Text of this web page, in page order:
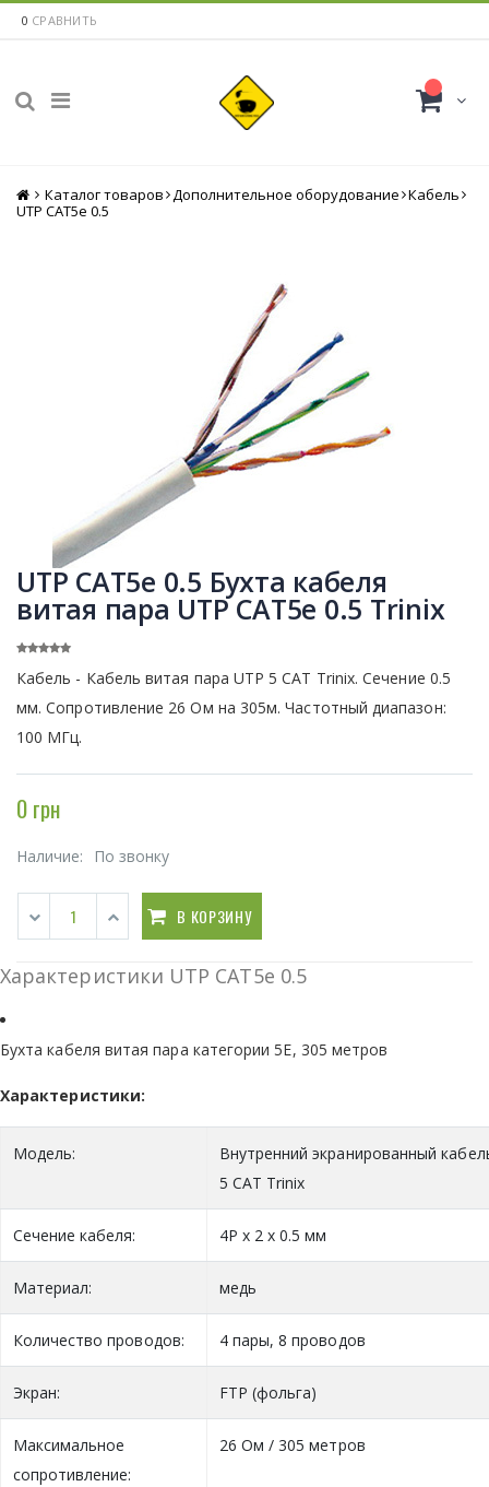
0 СРАВНИТЬ
Главная
Каталог товаров Дополнительное оборудование Кабель
UTP CAT5e 0.5
UTP CAT5e 0.5 Бухта кабеля
витая пара UTP CAT5e 0.5 Trinix
Кабель - Кабель витая пара UTP 5 CAT Trinix. Cечение 0.5
мм. Сопротивление 26 Ом на 305м. Частотный диапазон:
100 МГц.
0 грн
Наличие: По звонку
В КОРЗИНУ
Характеристики UTP CAT5e 0.5
Бухта кабеля витая пара категории 5E, 305 метров
Характеристики:
Модель:
Внутренний экранированный
5 CAT Trinix
Сечение кабеля: 4Р х 2 х 0.5 мм
Материал: медь
Количество проводов: 4 пары, 8 проводов
Экран: FTP (фольга)
Максимальное
сопротивление:
26 Ом / 305 метров